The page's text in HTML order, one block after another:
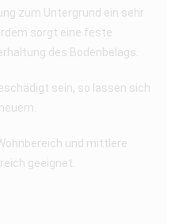
zum Untergrund ein sehr
sorgt eine feste
des Bodenbelags.
sein, so lassen sich
und mittlere
geeignet.